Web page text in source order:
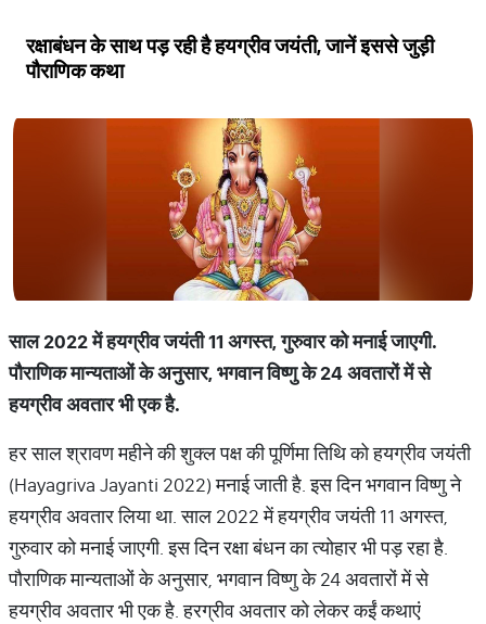
रक्षाबंधन के साथ पड़ रही है हयग्रीव जयंती, जानें इससे जुड़ी
पौराणिक कथा
साल 2022 में हयग्रीव जयंती 11 अगस्त, गुरुवार को मनाई जाएगी.
पौराणिक मान्यताओं के अनुसार, भगवान विष्णु के 24 अवतारों में से
हयग्रीव अवतार भी एक है.
हर साल श्रावण महीने की शुक्ल पक्ष की पूर्णिमा तिथि को हयग्रीव जयंती
(Hayagriva Jayanti 2022) मनाई जाती है. इस दिन भगवान विष्णु ने
हयग्रीव अवतार लिया था. साल 2022 में हयग्रीव जयंती 11 अगस्त,
गुरुवार को मनाई जाएगी. इस दिन रक्षा बंधन का त्योहार भी पड़ रहा है.
पौराणिक मान्यताओं के अनुसार, भगवान विष्णु के 24 अवतारों में से
हयग्रीव अवतार भी एक है. हरग्रीव अवतार को लेकर कईं कथाएं